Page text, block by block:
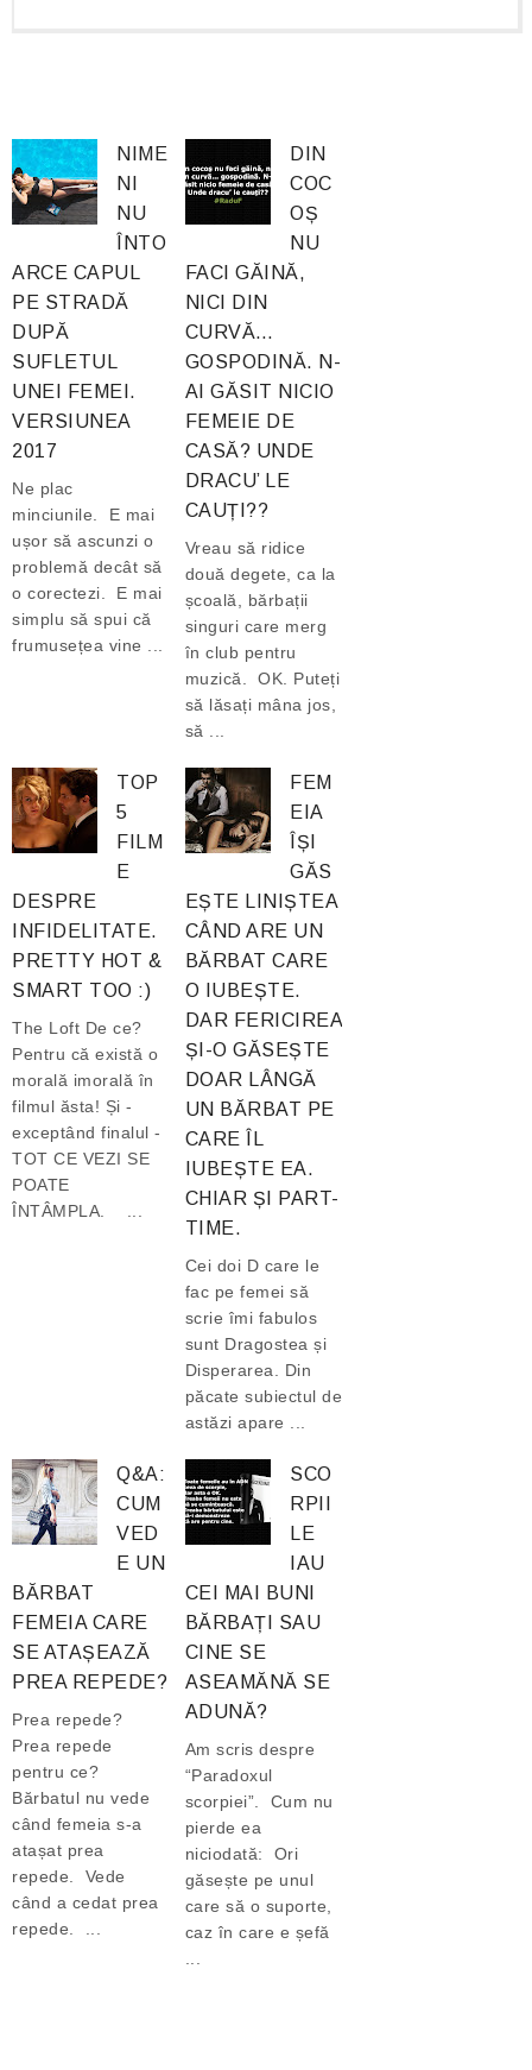
NIME
NI
NU
ÎNTO
ARCE CAPUL
PE STRADĂ
DUPĂ
SUFLETUL
UNEI FEMEI.
VERSIUNEA
2017
Ne plac
minciunile. E mai
ușor să ascunzi o
problemă decât să
o corectezi. E mai
simplu să spui că
frumusețea vine ...
DIN
COC
OȘ
NU
FACI GĂINĂ,
NICI DIN
CURVĂ…
GOSPODINĂ. N-
AI GĂSIT NICIO
FEMEIE DE
CASĂ? UNDE
DRACU’ LE
CAUȚI??
Vreau să ridice
două degete, ca la
școală, bărbații
singuri care merg
în club pentru
muzică. OK. Puteți
să lăsați mâna jos,
să ...
TOP
5
FILM
E
DESPRE
INFIDELITATE.
PRETTY HOT &
SMART TOO :)
The Loft De ce?
Pentru că există o
morală imorală în
filmul ăsta! Și -
exceptând finalul -
TOT CE VEZI SE
POATE
ÎNTÂMPLA. ...
FEM
EIA
ÎȘI
GĂS
EȘTE LINIȘTEA
CÂND ARE UN
BĂRBAT CARE
O IUBEȘTE.
DAR FERICIREA
ȘI-O GĂSEȘTE
DOAR LÂNGĂ
UN BĂRBAT PE
CARE ÎL
IUBEȘTE EA.
CHIAR ȘI PART-
TIME.
Cei doi D care le
fac pe femei să
scrie îmi fabulos
sunt Dragostea și
Disperarea. Din
păcate subiectul de
astăzi apare ...
Q&A:
CUM
VED
E UN
BĂRBAT
FEMEIA CARE
SE ATAȘEAZĂ
PREA REPEDE?
Prea repede?
Prea repede
pentru ce?
Bărbatul nu vede
când femeia s-a
atașat prea
repede. Vede
când a cedat prea
repede. ...
SCO
RPII
LE
IAU
CEI MAI BUNI
BĂRBAȚI SAU
CINE SE
ASEAMĂNĂ SE
ADUNĂ?
Am scris despre
“Paradoxul
scorpiei”. Cum nu
pierde ea
niciodată: Ori
găsește pe unul
care să o suporte,
caz în care e șefă
...